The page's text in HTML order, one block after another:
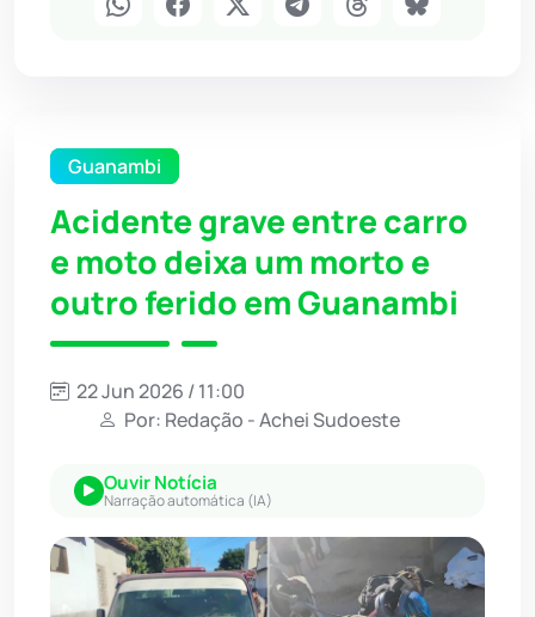
Guanambi
Acidente grave entre carro
e moto deixa um morto e
outro ferido em Guanambi
22 Jun 2026 / 11:00
Por: Redação - Achei Sudoeste
Ouvir Notícia
Narração automática (IA)